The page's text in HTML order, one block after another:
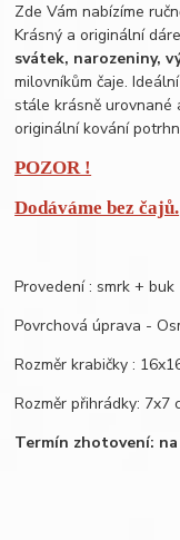
Zde Vám nabízíme
Krásný a originální
svátek, narozeniny,
milovníkům čaje. Ideální
stále krásně urovnané
originální kování
POZOR !
Dodáváme bez čajů.
Provedení : smrk + buk
Povrchová úprava -
Rozměr krabičky :
Rozměr přihrádky: 7x7
Termín zhotovení: